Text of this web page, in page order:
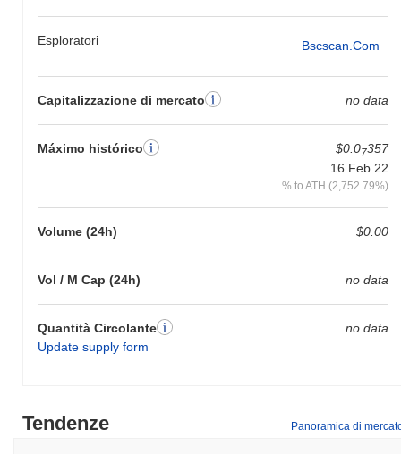
Esploratori Bscscan.com
Capitalizzazione di mercato no data
Máximo histórico $0.07357
16 Feb 22
% to ATH (2,752.79%)
Volume (24h) $0.00
Vol / M Cap (24h) no data
Quantità Circolante
Update supply form
no data
Tendenze Panoramica di